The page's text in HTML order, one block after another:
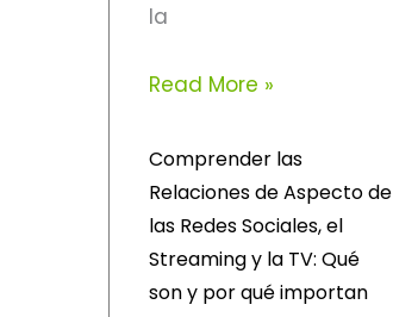
la
Read More »
Comprender las
Relaciones de Aspecto de
las Redes Sociales, el
Streaming y la TV: Qué
son y por qué importan